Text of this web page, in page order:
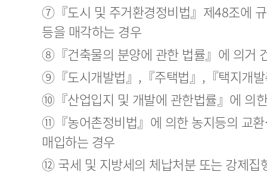
⑦『도시 및 주거환경정비법』제48조에
등을 매각하는 경우
⑧『건축물의 분양에 관한 법률』에 의거
⑨『도시개발법』,『주택법』,『택지개
⑩『산업입지 및 개발에 관한법률』에 의
⑪『농어촌정비법』에 의한 농지등의 교환
매입하는 경우
⑫ 국세 및 지방세의 체납처분 또는 강제집